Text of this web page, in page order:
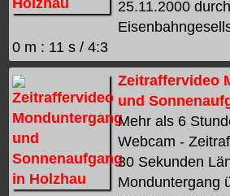
25.11.2000
0 m : 11 s / 4:3
Zeitraffervideo
und
Mehr als 6
Webcam -
30 Sekunden
Monduntergang